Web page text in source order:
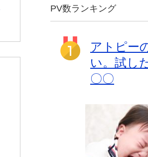
PV数ランキング
アトピー
い。試し
〇〇